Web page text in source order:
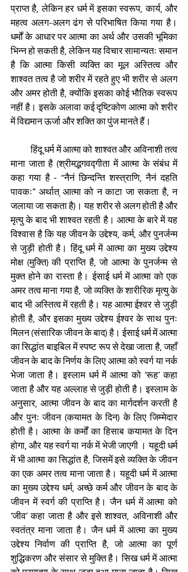
प्राप्त है, लेकिन हर धर्म में इसका स्वरूप, कार्य, और
महत्व अलग-अलग ढंग से परिभाषित किया गया है।
धर्मों के आधार पर आत्मा का अर्थ और उसकी भूमिका
भिन्न हो सकती है, लेकिन यह विचार सामान्यतः समान
है कि आत्मा किसी व्यक्ति का मूल अस्तित्व और
शाश्वत तत्व है जो शरीर में रहते हुए भी शरीर से अलग
और अमर होती है, क्योंकि इसका कोई भौतिक स्वरूप
नहीं है। इसके अलावा कई दृष्टिकोण आत्मा को शरीर
में विद्यमान ऊर्जा और शक्ति का पुंज मानते हैं।
हिंदू धर्म में आत्मा को शाश्वत और अविनाशी तत्व
माना जाता है (श्रीमद्भगवद्गीता में आत्मा के संबंध में
कहा गया है - "नैनं छिन्दन्ति शस्त्राणि, नैनं दहति
पावकः” अर्थात् आत्मा को न काटा जा सकता है, न
जलाया जा सकता है)। यह शरीर से अलग होती है और
मृत्यु के बाद भी शाश्वत रहती है। आत्मा के बारे में यह
विश्वास है कि यह जीवन के उद्देश्य, कर्म, और पुनर्जन्म
से जुड़ी होती है। हिंदू धर्म में आत्मा का मुख्य उद्देश्य
मोक्ष (मुक्ति) की प्राप्ति है, जो आत्मा के पुनर्जन्म से
मुक्त होने का रास्ता है। ईसाई धर्म में आत्मा को एक
अमर तत्व माना गया है, जो व्यक्ति के शारीरिक मृत्यु के
बाद भी अस्तित्व में रहती है। यह आत्मा ईश्वर से जुड़ी
होती है, और इसका मुख्य उद्देश्य ईश्वर के साथ पुनः
मिलन (संसारिक जीवन के बाद) है। ईसाई धर्म में आत्मा
का सिद्धांत बाइबिल में स्पष्ट रूप से देखा जाता है, जहाँ
जीवन के बाद के निर्णय के लिए आत्मा को स्वर्ग या नर्क
भेजा जाता है। इस्लाम धर्म में आत्मा को ‘रूह’ कहा
जाता है और यह अल्लाह से जुड़ी होती है। इस्लाम के
अनुसार, आत्मा जीवन के बाद का मार्गदर्शन करती है
और पुनः जीवन (कयामत के दिन) के लिए जिम्मेदार
होती है। आत्मा के कर्मों का हिसाब कयामत के दिन
होगा, और यह स्वर्ग या नर्क में भेजी जाएगी । यहूदी धर्म
में भी आत्मा का सिद्धांत है, जिसमें इसे व्यक्ति के जीवन
का एक अमर तत्व माना जाता है। यहूदी धर्म में आत्मा
का मुख्य उद्देश्य धर्म, अच्छे कर्म और जीवन के बाद के
जीवन में स्वर्ग की प्राप्ति है। जैन धर्म में आत्मा को
‘जीव’ कहा जाता है और इसे शाश्वत, अविनाशी और
स्वतंत्र माना जाता है। जैन धर्म में आत्मा का मुख्य
उद्देश्य निर्वाण की प्राप्ति है, जो आत्मा का पूर्ण
शुद्धिकरण और संसार से मुक्ति है। सिख धर्म में आत्मा